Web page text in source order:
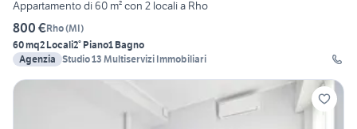
Appartamento di 60 m² con 2 locali a Rho
800 €Rho(MI)
60 mq2 Locali2° Piano1 Bagno
Agenzia Studio 13 Multiservizi Immobiliari